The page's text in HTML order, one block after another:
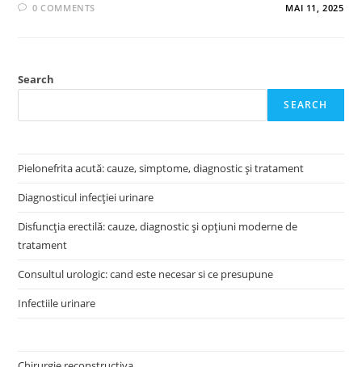
0 COMMENTS MAI 11, 2025
Search
SEARCH
Pielonefrita acută: cauze, simptome, diagnostic și tratament
Diagnosticul infecției urinare
Disfuncția erectilă: cauze, diagnostic și opțiuni moderne de
tratament
Consultul urologic: cand este necesar si ce presupune
Infectiile urinare